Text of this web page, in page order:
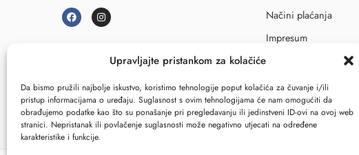
Upravljajte pristankom za kolačiće
Da bismo pružili najbolje iskustvo, koristimo tehnologije poput kolačića za čuvanje i/ili
pristup informacijama o uređaju. Suglasnost s ovim tehnologijama će nam omogućiti da
obrađujemo podatke kao što su ponašanje pri pregledavanju ili jedinstveni ID-ovi na ovoj web
stranici. Nepristanak ili povlačenje suglasnosti može negativno utjecati na određene
karakteristike i funkcije.
Načini plaćanja
Impresum
↩Raskid ugovora